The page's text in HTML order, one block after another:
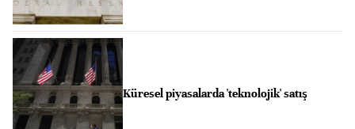
Küresel piyasalarda 'teknolojik' satış